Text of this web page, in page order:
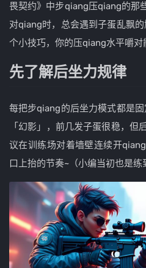
畏契约》中步qiang压qiang的那
对qiang时，总会遇到子蛋乱飘
个小技巧，你的压qiang水平嚼
先了解后坐力规律
每把步qiang的后坐力模式都是
「幻影」，前几发子蛋很稳，
议在训练场对着墙壁连续开
口上抬的节奏~（小编当初也是练